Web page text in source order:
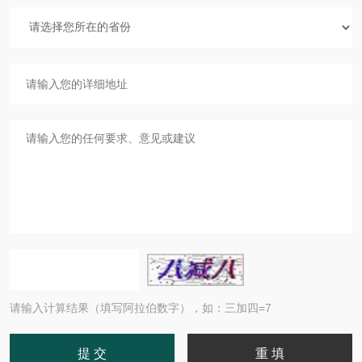
请输入计算结果（填写阿拉伯数字），如：三加四=7